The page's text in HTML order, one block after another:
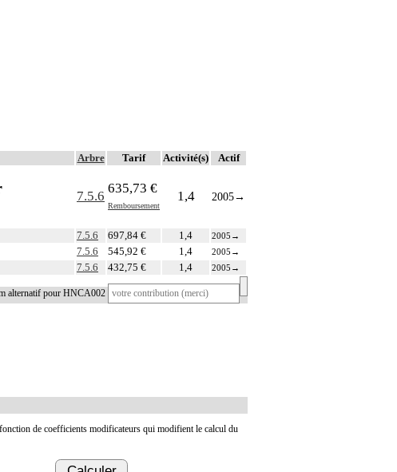
Arbre Tarif Activité(s) Actif
7.5.6
635,73 €
Remboursement
1,4 2005→
7.5.6 697,84 € 1,4 2005 →
7.5.6 545,92 € 1,4 2005 →
7.5.6 432,75 € 1,4 2005 →
alternatif pour HNCA002
de coefficients modificateurs qui modifient le calcul du